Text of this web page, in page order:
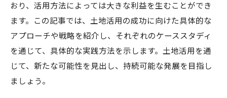
おり、活用方法によっては大きな利益を生むことができ
ます。この記事では、土地活用の成功に向けた具体的な
アプローチや戦略を紹介し、それぞれのケーススタディ
を通じて、具体的な実践方法を示します。土地活用を通
じて、新たな可能性を見出し、持続可能な発展を目指し
ましょう。